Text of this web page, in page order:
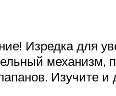
Изредка для
механизм,
Изучите